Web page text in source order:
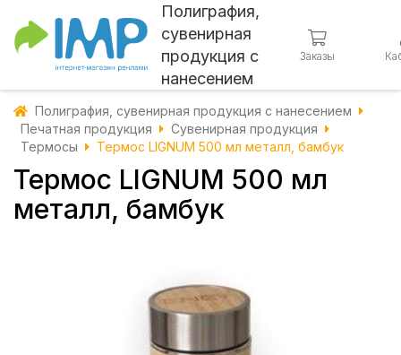
Полиграфия,
сувенирная
продукция с
нанесением
Заказы
Полиграфия, сувенирная продукция с нанесением
Печатная продукция
Сувенирная продукция
Термосы
Термос LIGNUM 500 мл металл, бамбук
Термос LIGNUM 500 мл
металл, бамбук